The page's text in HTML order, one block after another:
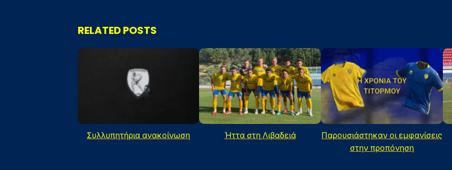
RELATED POSTS
Συλλυπητήρια ανακοίνωση Ήττα στη Λιβαδειά
Παρουσιάστηκαν οι εμφανίσεις
στην προπόνηση